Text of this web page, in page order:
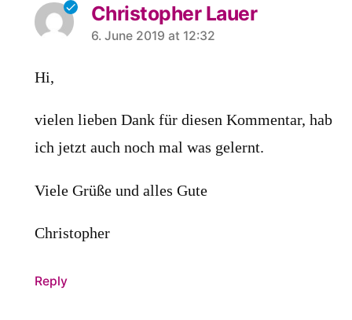
Christopher Lauer
says:
6. June 2019 at 12:32
Hi,
vielen lieben Dank für diesen Kommentar, hab
ich jetzt auch noch mal was gelernt.
Viele Grüße und alles Gute
Christopher
Reply